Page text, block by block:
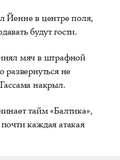
Йенне в центре поля,
будут гости.
мяч в штрафной
развернуться не
накрыл.
тайм «Балтика»,
каждая атакая